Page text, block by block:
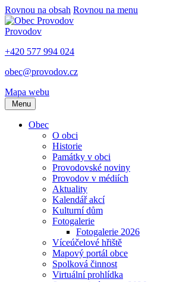
Rovnou na obsah Rovnou na menu
Provodov
+420 577 994 024
obec@provodov.cz
Mapa webu
Menu
Obec
O obci
Historie
Památky v obci
Provodovské noviny
Provodov v médiích
Aktuality
Kalendář akcí
Kulturní dům
Fotogalerie
Fotogalerie 2026
Víceúčelové hřiště
Mapový portál obce
Spolková činnost
Virtuální prohlídka